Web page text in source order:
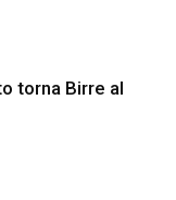
torna Birre al